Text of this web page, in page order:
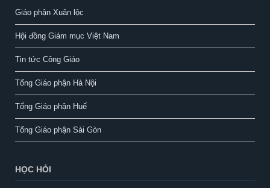
Giáo phận Xuân lộc
Hội đồng Giám mục Việt Nam
Tin tức Công Giáo
Tổng Giáo phận Hà Nội
Tổng Giáo phận Huế
Tổng Giáo phận Sài Gòn
HỌC HỎI